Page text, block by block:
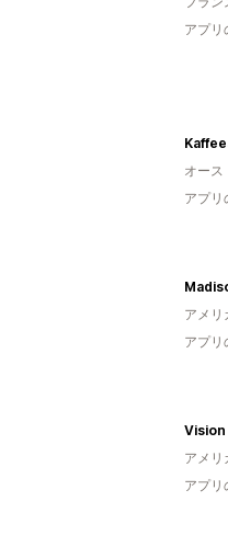
アプリ
オース
アプリ
アメリ
アプリ
アメリ
アプリ